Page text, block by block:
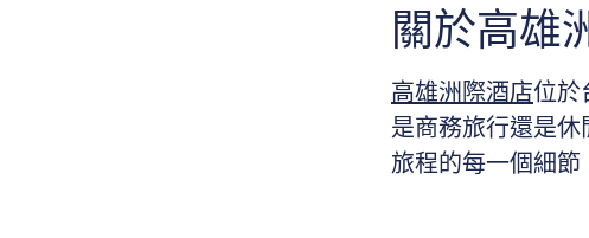
關於高雄
高雄洲際酒店位於
是商務旅行還是
旅程的每一個細節